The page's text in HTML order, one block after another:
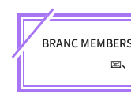
BRANC
📧